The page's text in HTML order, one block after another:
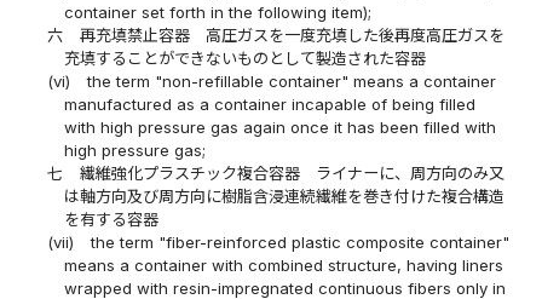
container set forth in the following item);
六
再充填禁止容器 高圧ガスを一度充填した後再度高圧ガスを
充填することができないものとして製造された容器
(vi)
the term "non-refillable container" means a container
manufactured as a container incapable of being filled
with high pressure gas again once it has been filled with
high pressure gas;
七
繊維強化プラスチック複合容器 ライナーに、周方向のみ又
は軸方向及び周方向に樹脂含浸連続繊維を巻き付けた複合構造
を有する容器
(vii)
the term "fiber-reinforced plastic composite container"
means a container with combined structure, having liners
wrapped with resin-impregnated continuous fibers only in